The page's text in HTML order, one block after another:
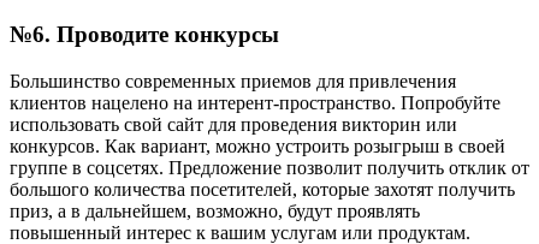
№6. Проводите конкурсы
Большинство современных приемов для привлечения
клиентов нацелено на интерент-пространство. Попробуйте
использовать свой сайт для проведения викторин или
конкурсов. Как вариант, можно устроить розыгрыш в своей
группе в соцсетях. Предложение позволит получить отклик от
большого количества посетителей, которые захотят получить
приз, а в дальнейшем, возможно, будут проявлять
повышенный интерес к вашим услугам или продуктам.